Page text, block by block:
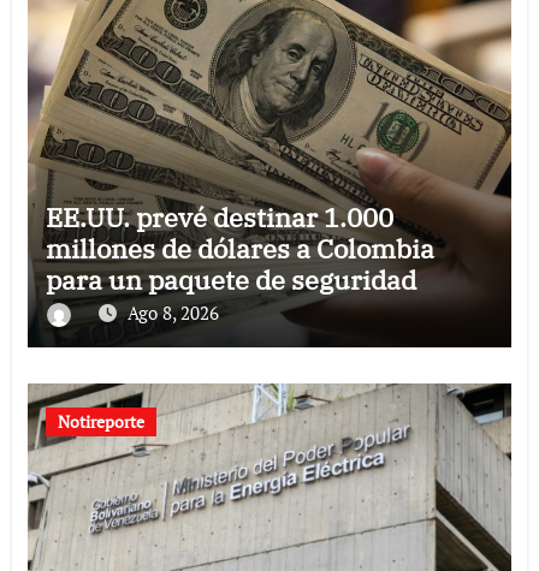
EE.UU. prevé destinar 1.000
millones de dólares a Colombia
para un paquete de seguridad
Ago 8, 2026
Notireporte